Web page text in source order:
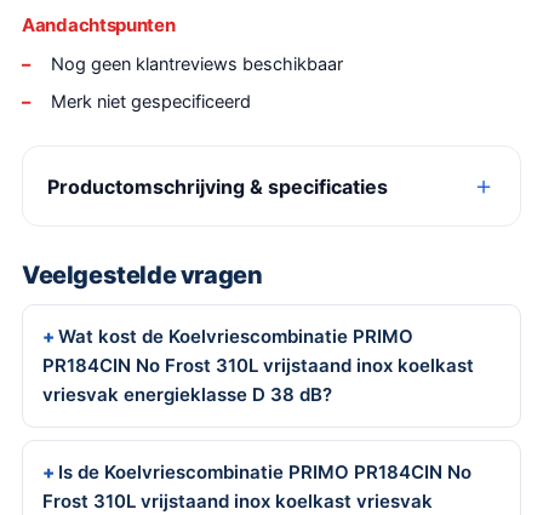
Aandachtspunten
Nog geen klantreviews beschikbaar
Merk niet gespecificeerd
Productomschrijving & specificaties
Veelgestelde vragen
Wat kost de Koelvriescombinatie PRIMO
PR184CIN No Frost 310L vrijstaand inox koelkast
vriesvak energieklasse D 38 dB?
Is de Koelvriescombinatie PRIMO PR184CIN No
Frost 310L vrijstaand inox koelkast vriesvak